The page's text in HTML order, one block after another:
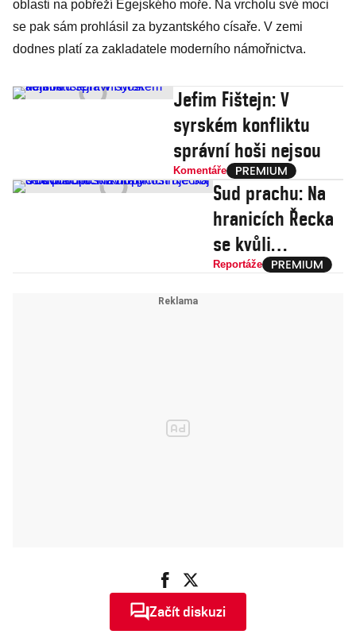
oblasti na pobřeží Egejského moře. Na vrcholu své moci
se pak sám prohlásil za byzantského císaře. V zemi
dodnes platí za zakladatele moderního námořnictva.
Jefim Fištejn: V
syrském konfliktu
správní hoši nejsou
Komentáře
Sud prachu: Na
hranicích Řecka
se kvůli
uprchlíkům
Reportáže
Začít diskuzi